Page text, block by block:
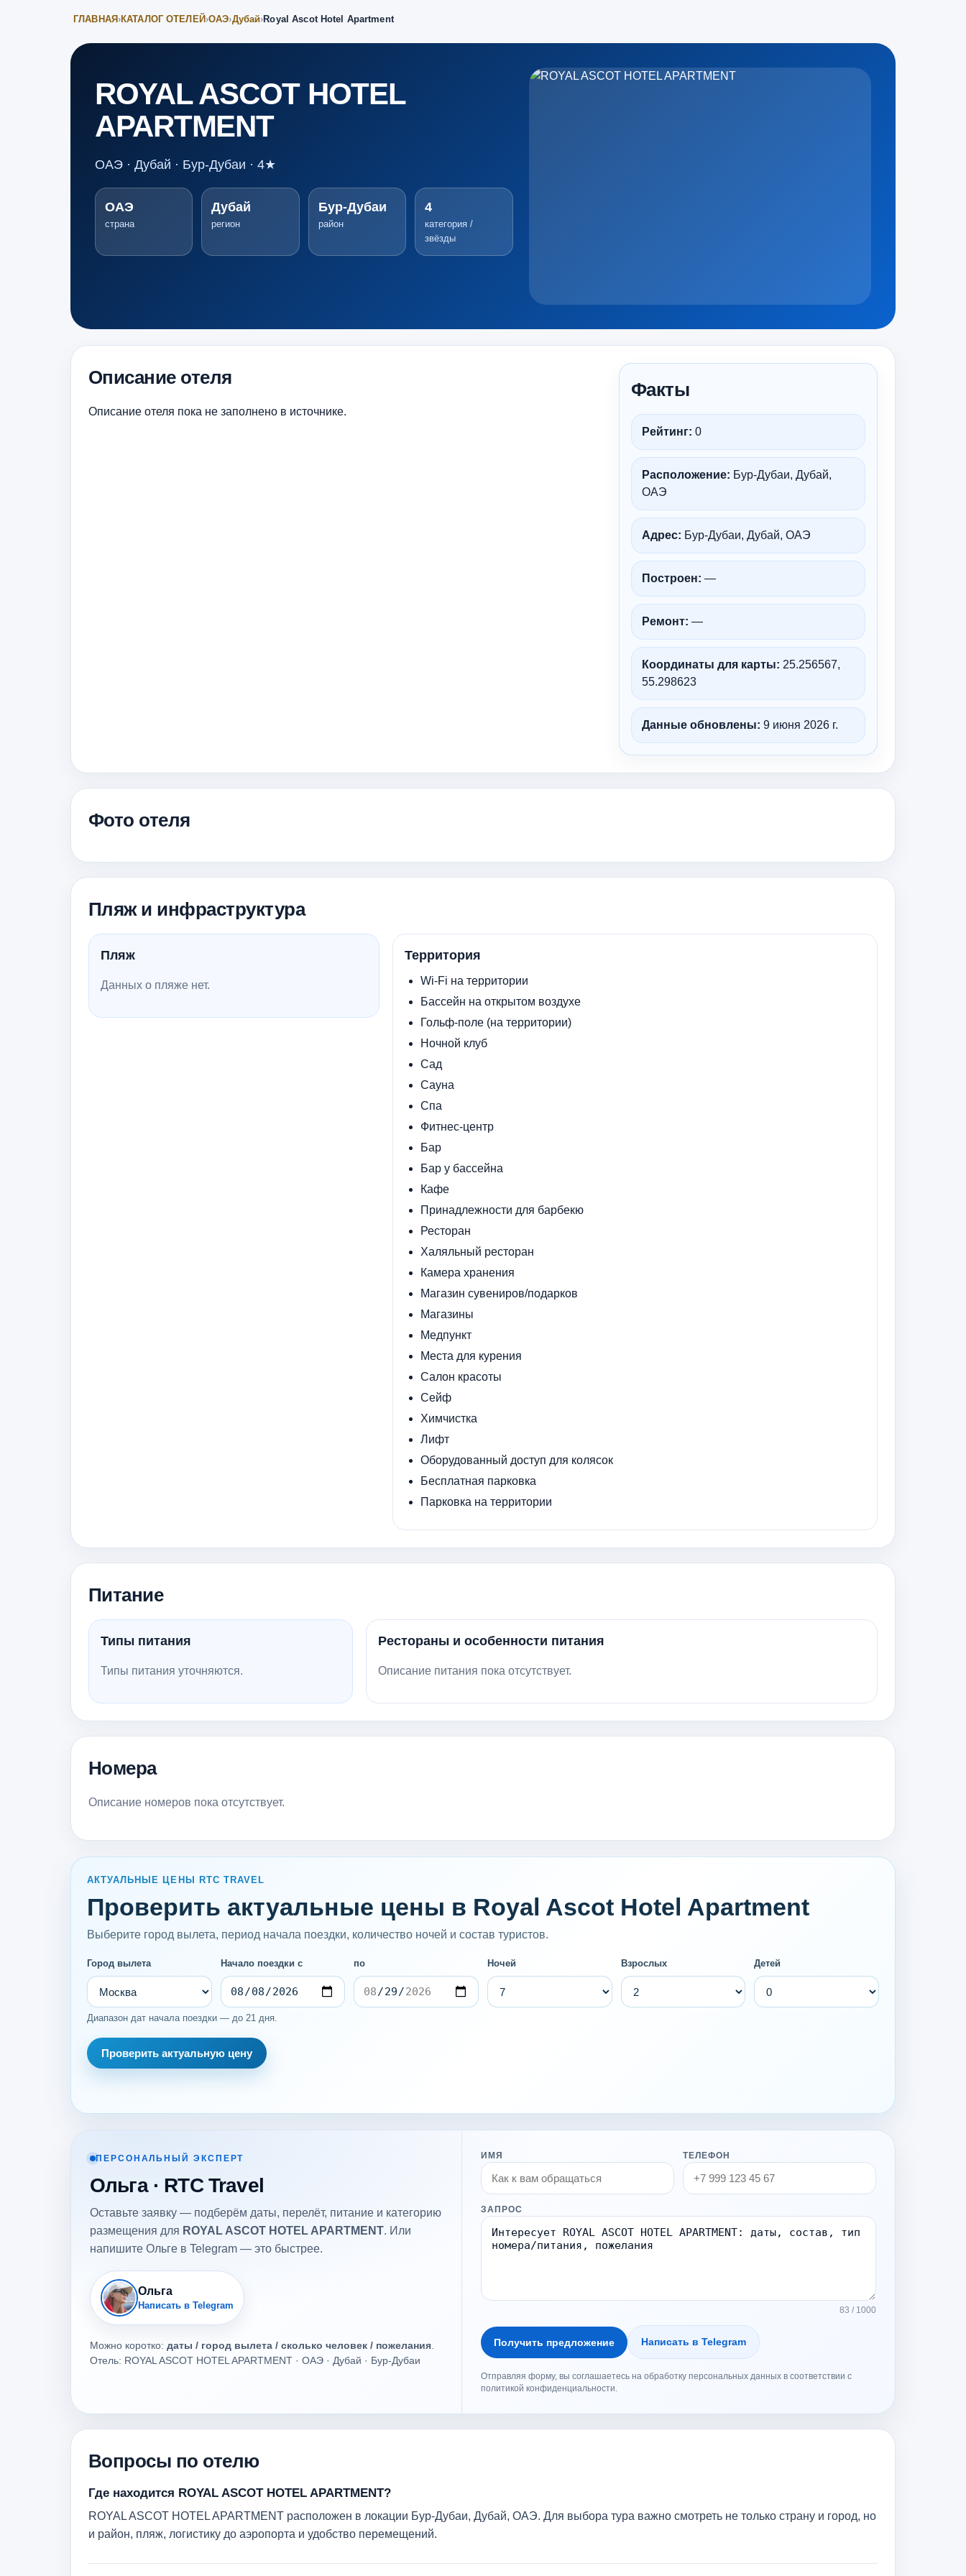
ГЛАВНАЯ ›КАТАЛОГ ОТЕЛЕЙ ›ОАЭ›Дубай›Royal Ascot Hotel Apartment
ROYAL ASCOT HOTEL
APARTMENT
ОАЭ · Дубай · Бур-Дубаи · 4★
ОАЭ
страна
Дубай
регион
Бур-Дубаи
район
4
категория /
звёзды
Описание отеля
Описание отеля пока не заполнено в источнике.
Факты
Рейтинг: 0
Расположение: Бур-Дубаи, Дубай,
ОАЭ
Адрес: Бур-Дубаи, Дубай, ОАЭ
Построен: —
Ремонт: —
Координаты для карты: 25.256567,
55.298623
Данные обновлены: 9 июня 2026 г.
Фото отеля
Пляж и инфраструктура
Пляж
Данных о пляже нет.
Территория
Wi-Fi на территории
Бассейн на открытом воздухе
Гольф-поле (на территории)
Ночной клуб
Сад
Сауна
Спа
Фитнес-центр
Бар
Бар у бассейна
Кафе
Принадлежности для барбекю
Ресторан
Халяльный ресторан
Камера хранения
Магазин сувениров/подарков
Магазины
Медпункт
Места для курения
Салон красоты
Сейф
Химчистка
Лифт
Оборудованный доступ для колясок
Бесплатная парковка
Парковка на территории
Питание
Типы питания
Типы питания уточняются.
Рестораны и особенности питания
Описание питания пока отсутствует.
Номера
Описание номеров пока отсутствует.
АКТУАЛЬНЫЕ ЦЕНЫ RTC TRAVEL
Проверить актуальные цены в Royal Ascot Hotel Apartment
Выберите город вылета, период начала поездки, количество ночей и состав туристов.
Город вылета Начало поездки с по Ночей Взрослых Детей
Диапазон дат начала поездки — до 21 дня.
Проверить актуальную цену
ПЕРСОНАЛЬНЫЙ ЭКСПЕРТ
Ольга · RTC Travel
Оставьте заявку — подберём даты, перелёт, питание и категорию
размещения для ROYAL ASCOT HOTEL APARTMENT. Или
напишите Ольге в Telegram — это быстрее.
Ольга
Написать в Telegram
Можно коротко: даты / город вылета / сколько человек / пожелания
Отель: ROYAL ASCOT HOTEL APARTMENT · ОАЭ · Дубай · Бур-Дубаи
ИМЯ ТЕЛЕФОН
ЗАПРОС
83 / 1000
Получить предложение Написать в Telegram
Отправляя форму, вы соглашаетесь на обработку персональных данных в соответствии с
политикой конфиденциальности.
Вопросы по отелю
Где находится ROYAL ASCOT HOTEL APARTMENT?
ROYAL ASCOT HOTEL APARTMENT расположен в локации Бур-Дубаи, Дубай, ОАЭ. Для выбора тура важно смотреть не только страну и город, но
и район, пляж, логистику до аэропорта и удобство перемещений.